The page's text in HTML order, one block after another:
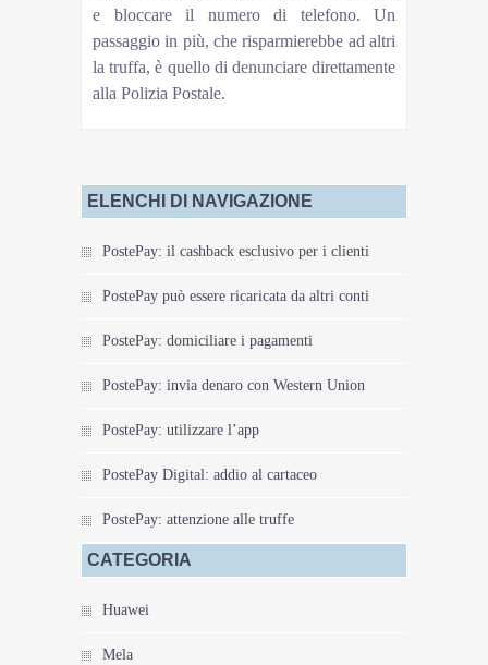
e bloccare il numero di telefono. Un
passaggio in più, che risparmierebbe ad altri
la truffa, è quello di denunciare direttamente
alla Polizia Postale.
ELENCHI DI NAVIGAZIONE
PostePay: il cashback esclusivo per i clienti
PostePay può essere ricaricata da altri conti
PostePay: domiciliare i pagamenti
PostePay: invia denaro con Western Union
PostePay: utilizzare l’app
PostePay Digital: addio al cartaceo
PostePay: attenzione alle truffe
CATEGORIA
Huawei
Mela